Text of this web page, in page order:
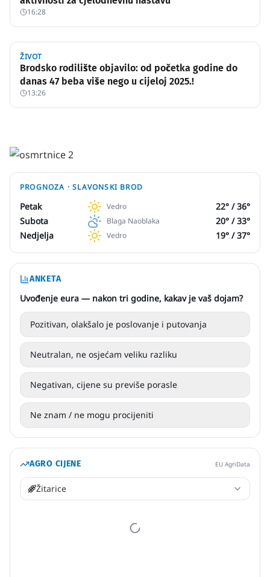
16:28
ŽIVOT
Brodsko rodilište objavilo: od početka godine do
danas 47 beba više nego u cijeloj 2025.!
13:26
PROGNOZA ·SLAVONSKI BROD
Petak Vedro 22° /36°
Subota
Blaga Naoblaka 20° /33°
Nedjelja
Vedro 19° /37°
ANKETA
Uvođenje eura — nakon tri godine, kakav je vaš dojam?
Pozitivan, olakšalo je poslovanje i putovanja
Neutralan, ne osjećam veliku razliku
Negativan, cijene su previše porasle
Ne znam / ne mogu procijeniti
AGRO CIJENE EU AgriData
Žitarice